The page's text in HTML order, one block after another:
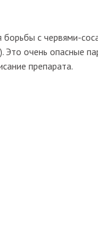
борьбы с червями-
Это очень опасные
препарата.